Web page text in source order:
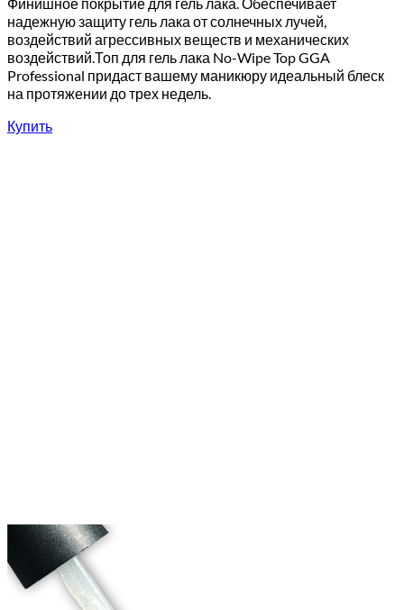
надежную защиту гель лака от солнечных лучей,
воздействий агрессивных веществ и механических
воздействий.Топ для гель лака No-Wipe Top GGA
Professional придаст вашему маникюру идеальный блеск
на протяжении до трех недель.
Купить